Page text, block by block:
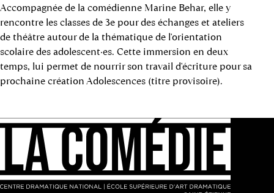
Accompagnée de la comédienne Marine Behar, elle y
rencontre les classes de 3e pour des échanges et ateliers
de théâtre autour de la thématique de l'orientation
scolaire des adolescent·es. Cette immersion en deux
temps, lui permet de nourrir son travail d'écriture pour sa
prochaine création Adolescences (titre provisoire).